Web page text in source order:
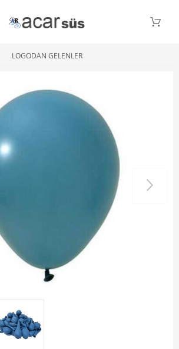
LOGODAN GELENLER